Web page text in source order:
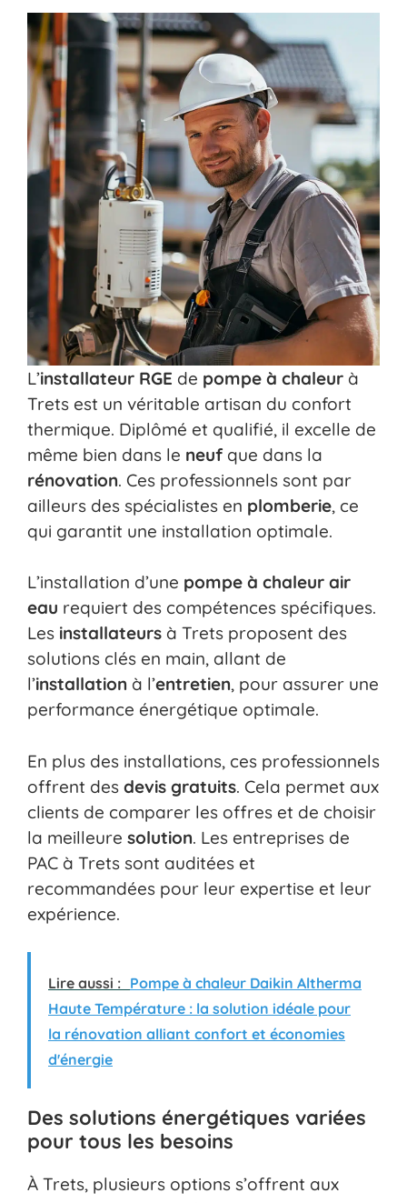
L’installateur RGE de pompe à chaleur à
Trets est un véritable artisan du confort
thermique. Diplômé et qualifié, il excelle de
même bien dans le neuf que dans la
rénovation. Ces professionnels sont par
ailleurs des spécialistes en plomberie, ce
qui garantit une installation optimale.
L’installation d’une pompe à chaleur air
eau requiert des compétences spécifiques.
Les installateurs à Trets proposent des
solutions clés en main, allant de
l’installation à l’entretien, pour assurer une
performance énergétique optimale.
En plus des installations, ces professionnels
offrent des devis gratuits. Cela permet aux
clients de comparer les offres et de choisir
la meilleure solution. Les entreprises de
PAC à Trets sont auditées et
recommandées pour leur expertise et leur
expérience.
Lire aussi : Pompe à chaleur Daikin Altherma
Haute Température : la solution idéale pour
la rénovation alliant confort et économies
d'énergie
Des solutions énergétiques variées
pour tous les besoins
À Trets, plusieurs options s’offrent aux